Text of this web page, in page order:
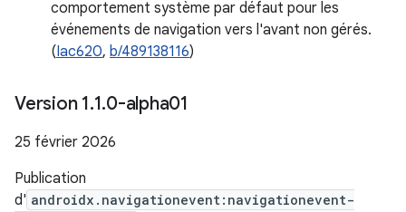
comportement système par défaut pour les
événements de navigation vers l'avant non gérés.
(Iac620, b/489138116)
Version 1.1.0-alpha01
25 février 2026
Publication
d' androidx.navigationevent:navigationevent-